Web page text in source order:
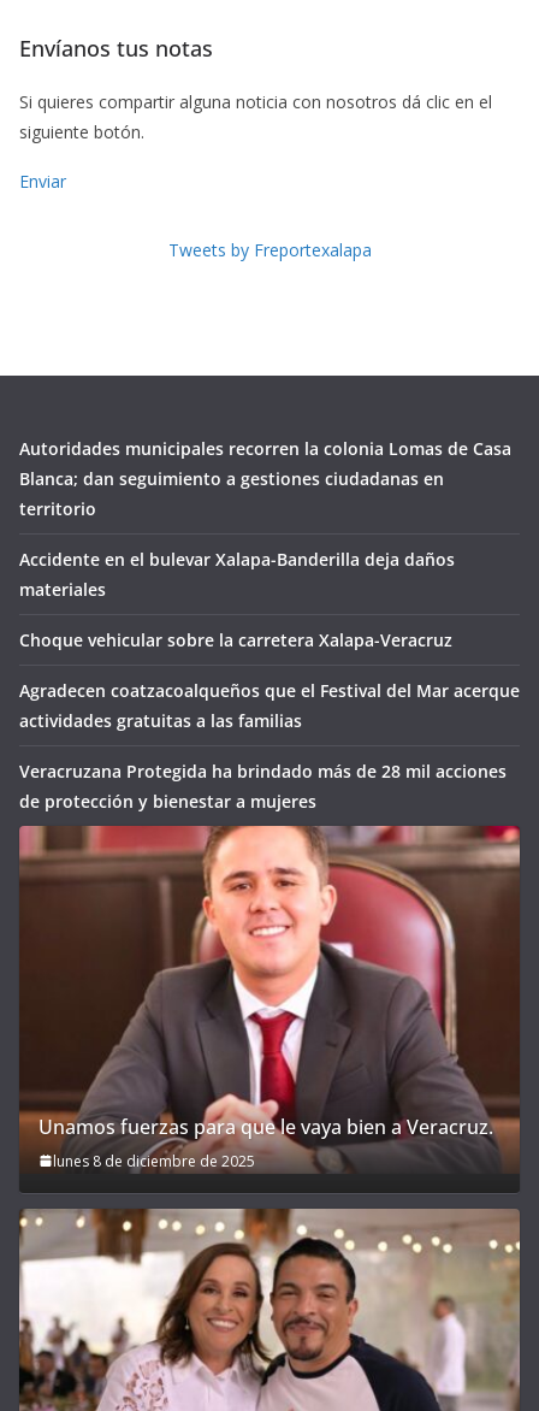
Envíanos tus notas
Si quieres compartir alguna noticia con nosotros dá clic en el
siguiente botón.
Enviar
Tweets by Freportexalapa
Autoridades municipales recorren la colonia Lomas de Casa
Blanca; dan seguimiento a gestiones ciudadanas en
territorio
Accidente en el bulevar Xalapa-Banderilla deja daños
materiales
Choque vehicular sobre la carretera Xalapa-Veracruz
Agradecen coatzacoalqueños que el Festival del Mar acerque
actividades gratuitas a las familias
Veracruzana Protegida ha brindado más de 28 mil acciones
de protección y bienestar a mujeres
Unamos fuerzas para que le vaya bien a Veracruz.
lunes 8 de diciembre de 2025